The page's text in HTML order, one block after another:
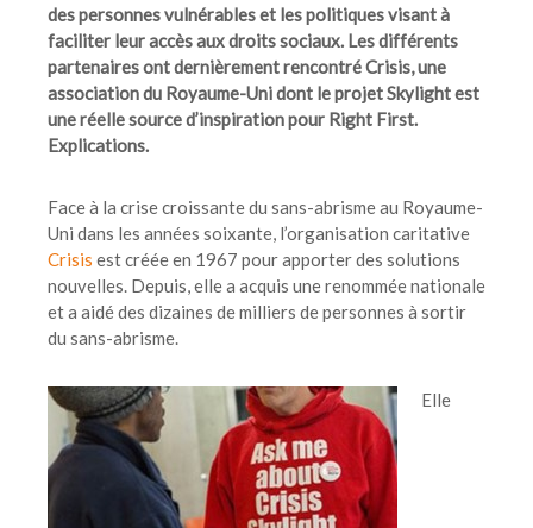
des personnes vulnérables et les politiques visant à
faciliter leur accès aux droits sociaux. Les différents
partenaires ont dernièrement rencontré Crisis, une
association du Royaume-Uni dont le projet Skylight est
une réelle source d’inspiration pour Right First.
Explications.
Face à la crise croissante du sans-abrisme au Royaume-
Uni dans les années soixante, l’organisation caritative
Crisis est créée en 1967 pour apporter des solutions
nouvelles. Depuis, elle a acquis une renommée nationale
et a aidé des dizaines de milliers de personnes à sortir
du sans-abrisme.
Elle